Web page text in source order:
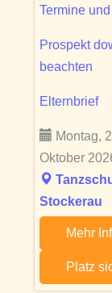
Termine
Prospekt
beachten
Elternbrief
Montag,
Oktober
Stockerau
Mehr
Platz